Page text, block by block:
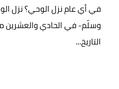
في أي عام نزل الوحي؟ نزل
وسلّم- في الحادي
التاريخ...